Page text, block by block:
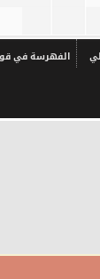
الفهرسة في